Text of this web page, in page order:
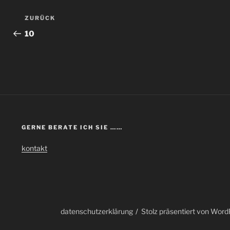
Beitragsnavigation
Vorheriger
Beitrag
ZURÜCK
10
GERNE BERATE ICH SIE ……
kontakt
datenschutzerklärung Stolz präsentiert von